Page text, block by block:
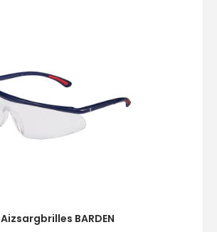
Aizsargbrilles BARDEN